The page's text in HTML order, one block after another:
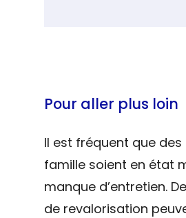
Pour aller plus loin
Il est fréquent que
famille soient en état
manque d’entretien.
de revalorisation